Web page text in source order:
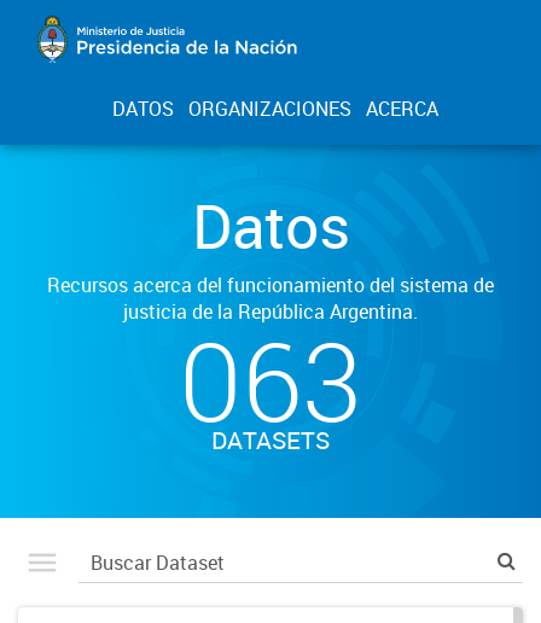
DATOS ORGANIZACIONES ACERCA
Datos
Recursos acerca del funcionamiento del sistema de
justicia de la República Argentina.
063
DATASETS